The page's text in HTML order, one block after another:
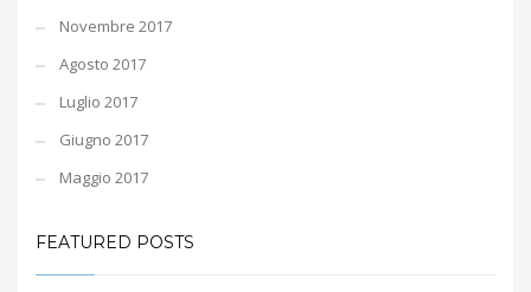
Novembre 2017
Agosto 2017
Luglio 2017
Giugno 2017
Maggio 2017
FEATURED POSTS